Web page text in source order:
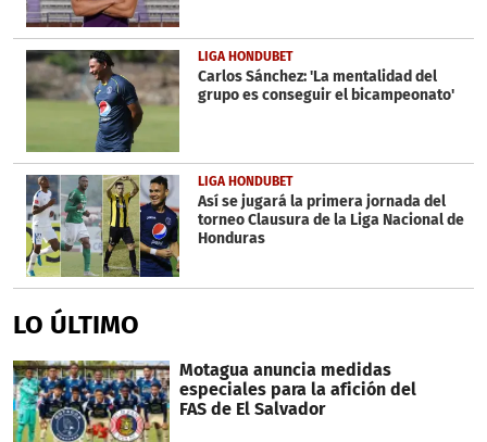
LIGA HONDUBET
Carlos Sánchez: 'La mentalidad del
grupo es conseguir el bicampeonato'
LIGA HONDUBET
Así se jugará la primera jornada del
torneo Clausura de la Liga Nacional de
Honduras
LO ÚLTIMO
Motagua anuncia medidas
especiales para la afición del
FAS de El Salvador